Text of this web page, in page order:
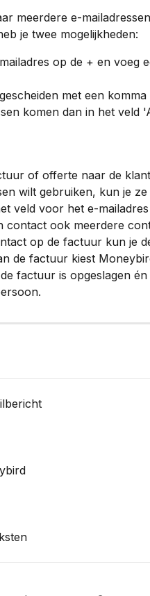
meerdere e-
je twee mogelijkheden:
op de + en voeg
met een
komen dan in het veld
of offerte naar de
wilt gebruiken, kun je
veld voor het e-
contact ook meerdere
op de factuur kun je
de factuur kiest
factuur is opgeslagen